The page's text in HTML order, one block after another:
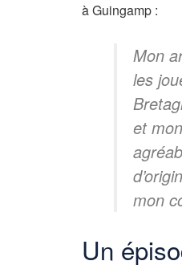
à Guingamp :
Mon
les
et
mon
Un